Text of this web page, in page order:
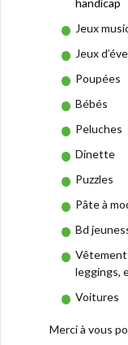
handicap
Jeux
Jeux
Poupées
Bébés
Peluches
Dinette
Puzzles
Pâte à
Bd
leggings,
Voitures
Merci à vous